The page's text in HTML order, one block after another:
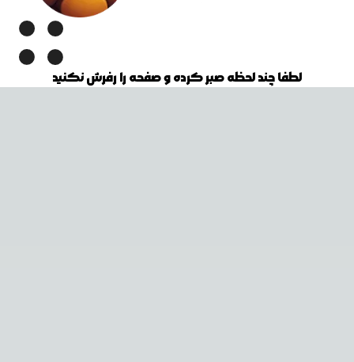
لطفا چند لحظه صبر کرده و صفحه را رفرش نکنید